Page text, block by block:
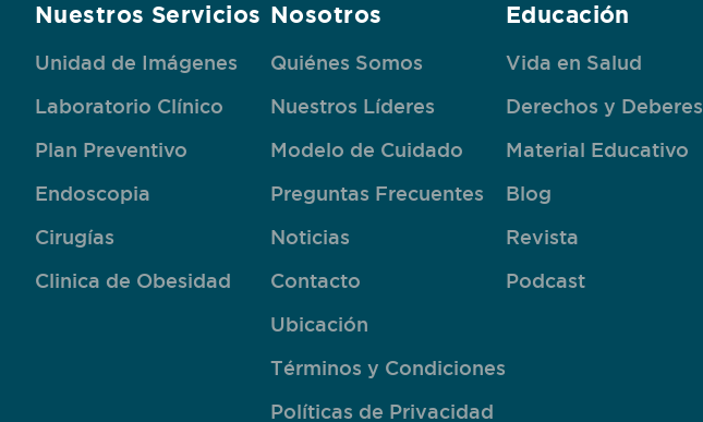
Nuestros Servicios
Unidad de Imágenes
Laboratorio Clínico
Plan Preventivo
Endoscopia
Cirugías
Clinica de Obesidad
Nosotros
Quiénes Somos
Nuestros Líderes
Modelo de Cuidado
Preguntas Frecuentes
Noticias
Contacto
Ubicación
Términos y Condiciones
Políticas de Privacidad
Educación
Vida en Salud
Derechos y Deberes
Material Educativo
Blog
Revista
Podcast